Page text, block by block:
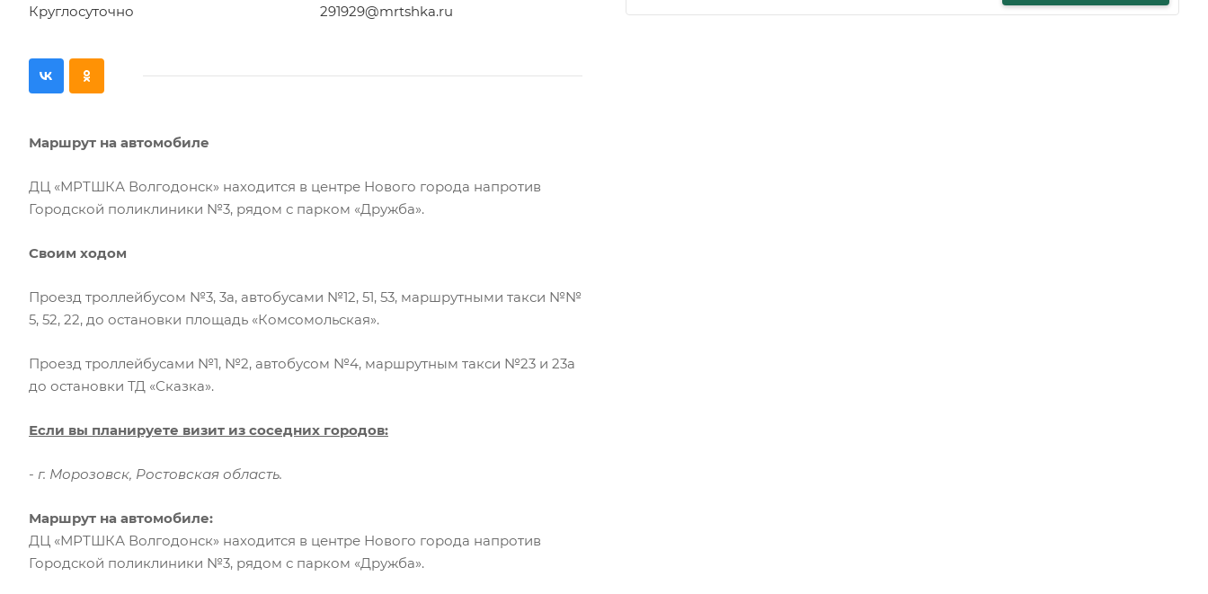
Круглосуточно 291929@mrtshka.ru
Маршрут на автомобиле
ДЦ «МРТШКА Волгодонск» находится в центре Нового города напротив
Городской поликлиники №3, рядом с парком «Дружба».
Своим ходом
Проезд троллейбусом №3, 3а, автобусами №12, 51, 53, маршрутными такси №№
5, 52, 22, до остановки площадь «Комсомольская».
Проезд троллейбусами №1, №2, автобусом №4, маршрутным такси №23 и 23а
до остановки ТД «Сказка».
Если вы планируете визит из соседних городов:
- г. Морозовск, Ростовская область.
Маршрут на автомобиле:
ДЦ «МРТШКА Волгодонск» находится в центре Нового города напротив
Городской поликлиники №3, рядом с парком «Дружба».